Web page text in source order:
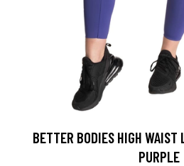
BETTER BODIES HIGH WAIST
PURPLE